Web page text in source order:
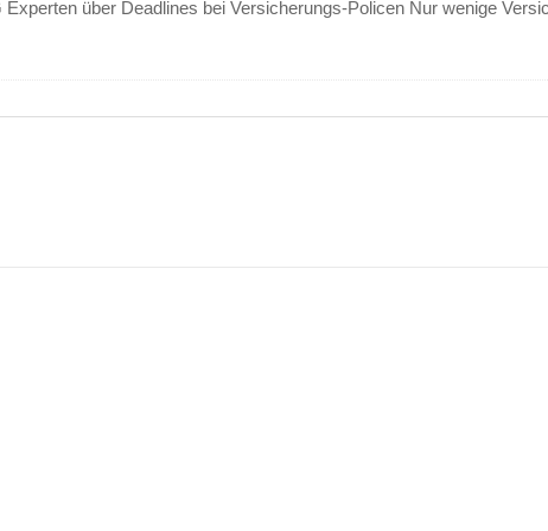
über Deadlines bei Versicherungs-Policen Nur wenige